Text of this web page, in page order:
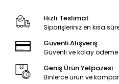
Hızlı Teslimat
Siparişleriniz en kısa
Güvenli Alışveriş
Güvenli ve kolay
Geniş Ürün Yelpazesi
Binlerce ürün ve